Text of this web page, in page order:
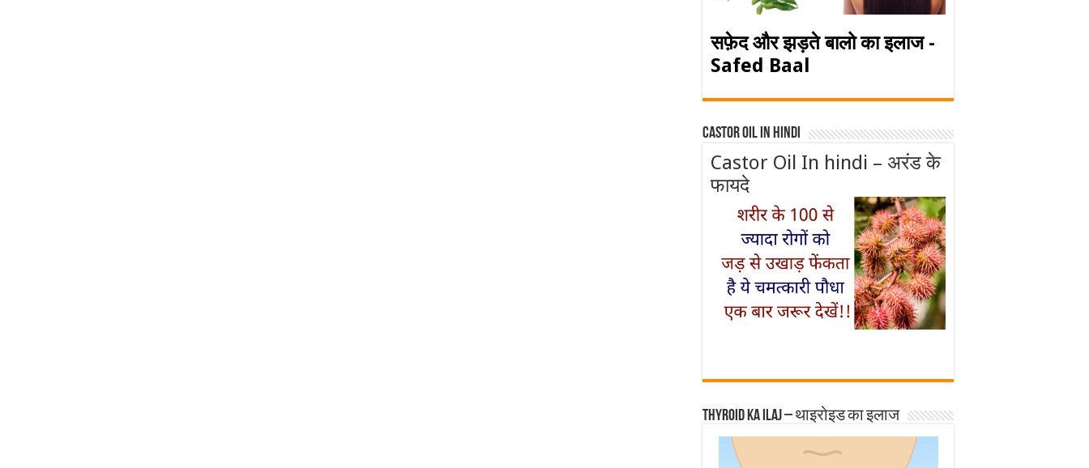
सफ़ेद और झड़ते बालो का इलाज -
Safed Baal
Castor Oil In Hindi
Castor Oil In hindi – अरंड के
फायदे
Thyroid ka ilaj – थाइरोइड का इलाज